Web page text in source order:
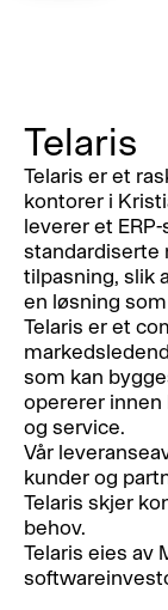
Telaris
Telaris er et
kontorer i
leverer et
standardiserte
tilpasning, slik
en løsning
Telaris er et
som kan
opererer innen
og service.
Vår
kunder og
Telaris skjer
behov.
Telaris eies av